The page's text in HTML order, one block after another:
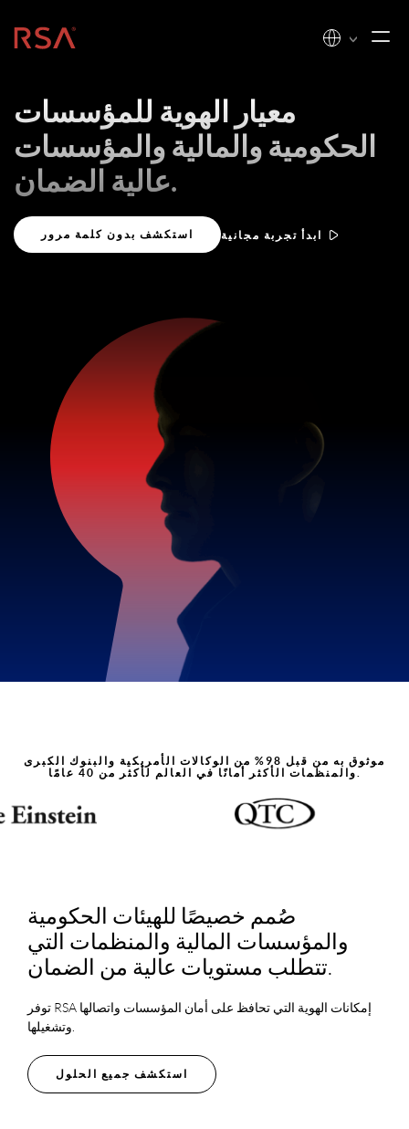
الصفحة الرئيسية
معيار الهوية للمؤسسات
الحكومية والمالية والمؤسسات
عالية الضمان.
استكشف بدون كلمة مرور ابدأ تجربة مجانية
موثوق به من قبل 98% من الوكالات الأمريكية والبنوك الكبرى
صُمم خصيصًا للهيئات الحكومية
والمؤسسات المالية والمنظمات التي
تتطلب مستويات عالية من الضمان.
توفر RSA إمكانات الهوية التي تحافظ على أمان المؤسسات واتصالها
استكشف جميع الحلول